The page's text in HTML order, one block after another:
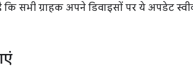
सभी ग्राहक अपने डिवाइसों पर ये अपडेट